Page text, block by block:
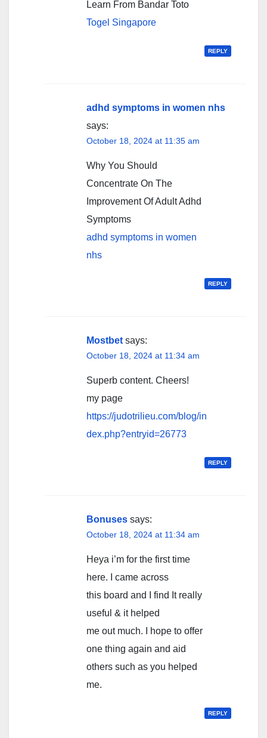
Learn From Bandar Toto
Togel Singapore
REPLY
adhd symptoms in women nhs
says:
October 18, 2024 at 11:35 am
Why You Should
Concentrate On The
Improvement Of Adult Adhd
Symptoms
adhd symptoms in women
nhs
REPLY
Mostbet says:
October 18, 2024 at 11:34 am
Superb content. Cheers!
my page
https://judotrilieu.com/blog/in
dex.php?entryid=26773
REPLY
Bonuses says:
October 18, 2024 at 11:34 am
Heya i’m for the first time
here. I came across
this board and I find It really
useful & it helped
me out much. I hope to offer
one thing again and aid
others such as you helped
me.
REPLY